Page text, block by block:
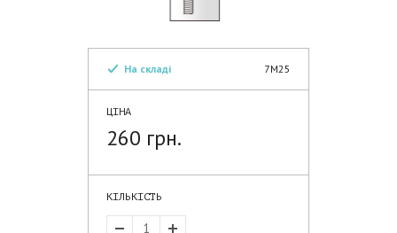
На складі 7M25
ЦІНА
260 грн.
КІЛЬКІСТЬ